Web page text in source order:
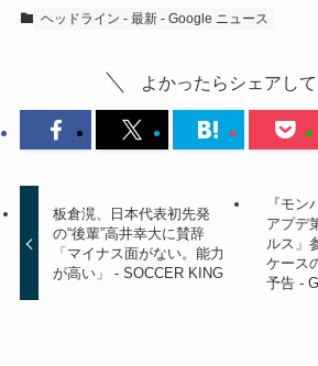
ヘッドライン - 最新 - Google ニュース
よかったらシェアして
板倉滉、日本代表初先発
の“後輩”高井幸大に賛辞
「マイナス面がない。能力
が高い」 - SOCCER KING
『モ
アプデ
ルス」
ケース
予告 -